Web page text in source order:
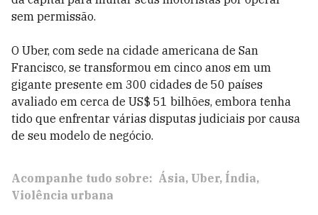
sem permissão.
O Uber, com sede na cidade americana de San
Francisco, se transformou em cinco anos em um
gigante presente em 300 cidades de 50 países
avaliado em cerca de US$ 51 bilhões, embora tenha
tido que enfrentar várias disputas judiciais por causa
de seu modelo de negócio.
Acompanhe tudo sobre: Ásia Uber Índia
Violência urbana